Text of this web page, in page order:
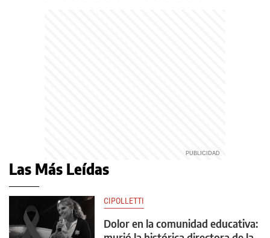
Las Más Leídas
CIPOLLETTI
Dolor en la comunidad educativa: